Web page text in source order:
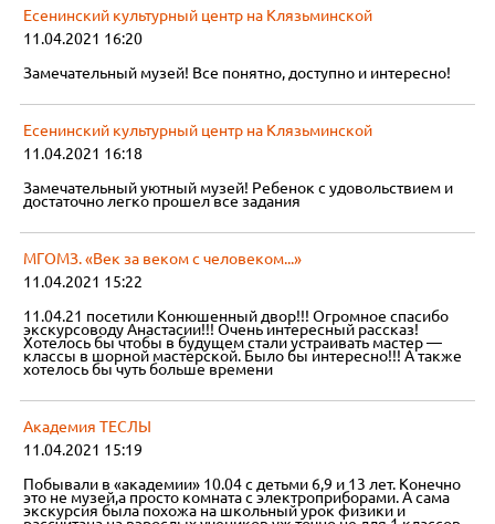
Есенинский культурный центр на Клязьминской
11.04.2021 16:20
Замечательный музей! Все понятно, доступно и интересно!
Есенинский культурный центр на Клязьминской
11.04.2021 16:18
Замечательный уютный музей! Ребенок с удовольствием и
достаточно легко прошел все задания
МГОМЗ. «Век за веком с человеком...»
11.04.2021 15:22
11.04.21 посетили Конюшенный двор!!! Огромное спасибо
экскурсоводу Анастасии!!! Очень интересный рассказ!
Хотелось бы чтобы в будущем стали устраивать мастер —
классы в шорной мастерской. Было бы интересно!!! А также
хотелось бы чуть больше времени
Академия ТЕСЛЫ
11.04.2021 15:19
Побывали в «академии» 10.04 с детьми 6,9 и 13 лет. Конечно
это не музей,а просто комната с электроприборами. А сама
экскурсия была похожа на школьный урок физики и